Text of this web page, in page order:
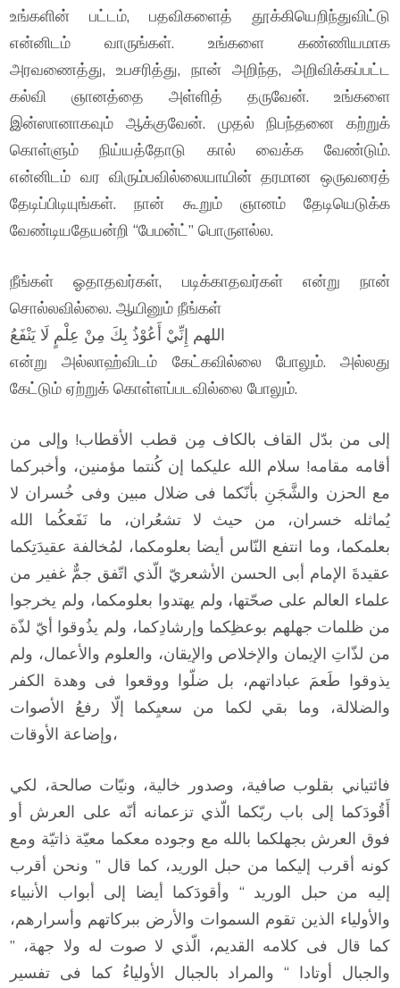
உங்களின் பட்டம், பதவிகளைத் தூக்கியெறிந்துவிட்டு
என்னிடம் வாருங்கள். உங்களை கண்ணியமாக
அரவணைத்து, உபசரித்து, நான் அறிந்த, அறிவிக்கப்பட்ட
கல்வி ஞானத்தை அள்ளித் தருவேன். உங்களை
இன்ஸானாகவும் ஆக்குவேன். முதல் நிபந்தனை கற்றுக்
கொள்ளும் நிய்யத்தோடு கால் வைக்க வேண்டும்.
என்னிடம் வர விரும்பவில்லையாயின் தரமான ஒருவரைத்
தேடிப்பிடியுங்கள். நான் கூறும் ஞானம் தேடியெடுக்க
வேண்டியதேயன்றி “பேமன்ட்” பொருளல்ல.
நீங்கள் ஓதாதவர்கள், படிக்காதவர்கள் என்று நான்
சொல்லவில்லை. ஆயினும் நீங்கள்
اللهم إِنِّيْ أَعُوْذُ بِكَ مِنْ عِلْمٍ لَا يَنْفَعُ
என்று அல்லாஹ்விடம் கேட்கவில்லை போலும். அல்லது
கேட்டும் ஏற்றுக் கொள்ளப்படவில்லை போலும்.
إلى من بدّل القاف بالكاف مِن قطب الأقطاب! وإلى من
أقامه مقامه! سلام الله عليكما إن كُنتما مؤمنين، وأخبركما
مع الحزن والشَّجَنِ بأنّكما فى ضلال مبين وفى خُسران لا
يُماثله خسران، من حيث لا تشعُران، ما نَفَعكُما الله
بعلمكما، وما انتفع النّاس أيضا بعلومكما، لمُخالفة عقيدَتِكما
عقيدةَ الإمام أبى الحسن الأشعريّ الّذي اتّفق جمٌّ غفير من
علماء العالم على صحّتها، ولم يهتدوا بعلومكما، ولم يخرجوا
من ظلمات جهلهم بوعظِكما وإرشادِكما، ولم يذُوقوا أيّ لذّة
من لذّاتِ الإيمان والإخلاص والإيقان، والعلوم والأعمال، ولم
يذوقوا طَعمَ عباداتهم، بل ضلّوا ووقعوا فى وهدة الكفر
والضلالة، وما بقي لكما من سعيِكما إلّا رفعُ الأصوات
وإضاعة الأوقات،
فائتياني بقلوب صافية، وصدور خالية، ونيّات صالحة، لكي
أَقُودَكما إلى باب ربّكما الّذي تزعمانه أنّه على العرش أو
فوق العرش بجهلكما بالله مع وجوده معكما معيّة ذاتيّة ومع
كونه أقرب إليكما من حبل الوريد، كما قال ” ونحن أقرب
إليه من حبل الوريد “ وأقودَكما أيضا إلى أبواب الأنبياء
والأولياء الذين تقوم السموات والأرض ببركاتهم وأسرارهم،
كما قال فى كلامه القديم، الّذي لا صوت له ولا جهة، ”
والجبال أوتادا “ والمراد بالجبال الأولياءُ كما فى تفسير